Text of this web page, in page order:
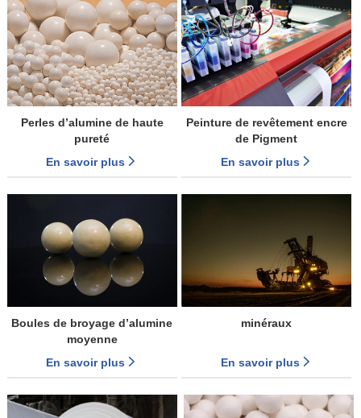
Perles d’alumine de haute
pureté
En savoir plus
Peinture de revêtement encre
de Pigment
En savoir plus
Boules de broyage d’alumine
moyenne
En savoir plus
minéraux
En savoir plus